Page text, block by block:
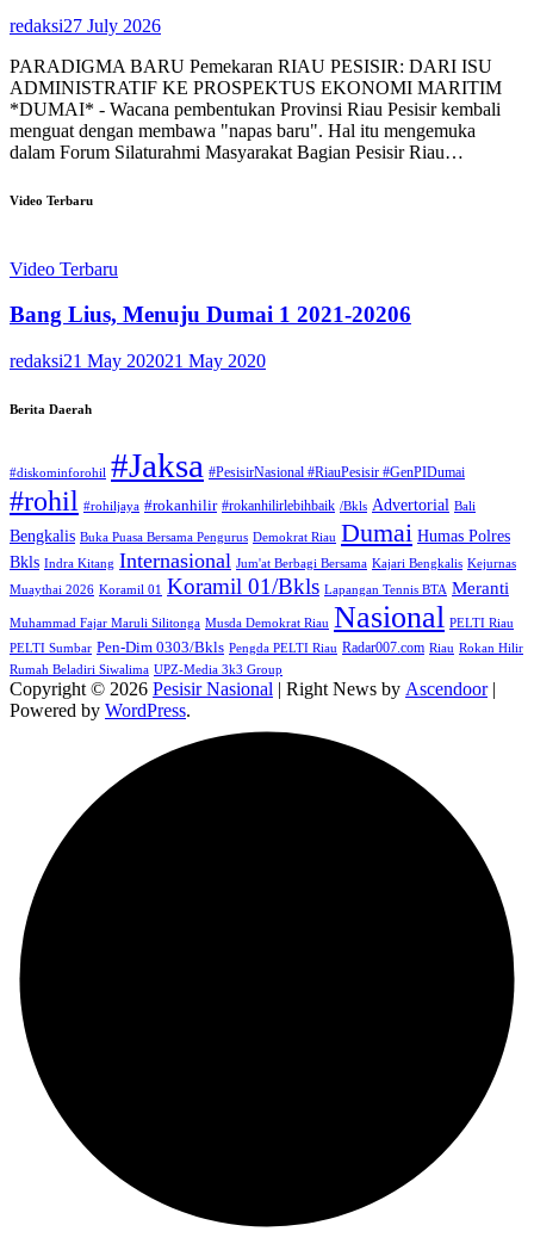
redaksi27 July 2026
PARADIGMA BARU Pemekaran RIAU PESISIR: DARI ISU
ADMINISTRATIF KE PROSPEKTUS EKONOMI MARITIM
*DUMAI* - Wacana pembentukan Provinsi Riau Pesisir kembali
menguat dengan membawa "napas baru". Hal itu mengemuka
dalam Forum Silaturahmi Masyarakat Bagian Pesisir Riau…
Video Terbaru
Video Terbaru
Bang Lius, Menuju Dumai 1 2021-20206
redaksi21 May 202021 May 2020
Berita Daerah
#diskominforohil #Jaksa #PesisirNasional #RiauPesisir #GenPIDumai
#rohil #rohiljaya #rokanhilir #rokanhilirlebihbaik /Bkls Advertorial Bali
Bengkalis Buka Puasa Bersama Pengurus Demokrat Riau Dumai Humas Polres
Bkls Indra Kitang Internasional Jum'at Berbagi Bersama Kajari Bengkalis Kejurnas
Muaythai 2026 Koramil 01 Koramil 01/Bkls Lapangan Tennis BTA Meranti
Muhammad Fajar Maruli Silitonga Musda Demokrat Riau Nasional PELTI Riau
PELTI Sumbar Pen-Dim 0303/Bkls Pengda PELTI Riau Radar007.com Riau Rokan Hilir
Rumah Beladiri Siwalima UPZ-Media 3k3 Group
Copyright © 2026 Pesisir Nasional | Right News by Ascendoor|
Powered by WordPress.